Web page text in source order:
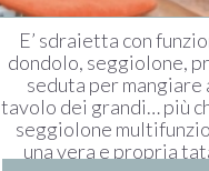
E’ sdraietta con
dondolo, seggiolone,
seduta per mangiare
tavolo dei grandi… più
seggiolone
una vera e propria